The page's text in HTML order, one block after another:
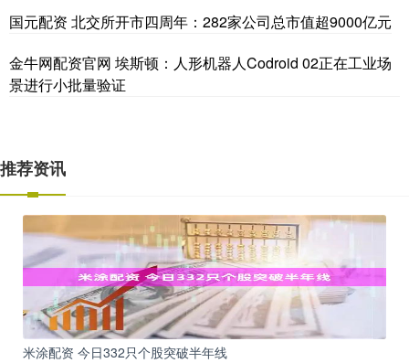
国元配资 北交所开市四周年：282家公司总市值超9000亿元
金牛网配资官网 埃斯顿：人形机器人Codroid 02正在工业场
景进行小批量验证
推荐资讯
米涂配资 今日332只个股突破半年线